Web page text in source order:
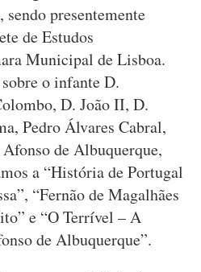
presentemente
de Estudos
Municipal de Lisboa.
o infante D.
D. João II, D.
Pedro Álvares Cabral,
de Albuquerque,
a “História de Portugal
“Fernão de Magalhães
e “O Terrível – A
de Albuquerque”.